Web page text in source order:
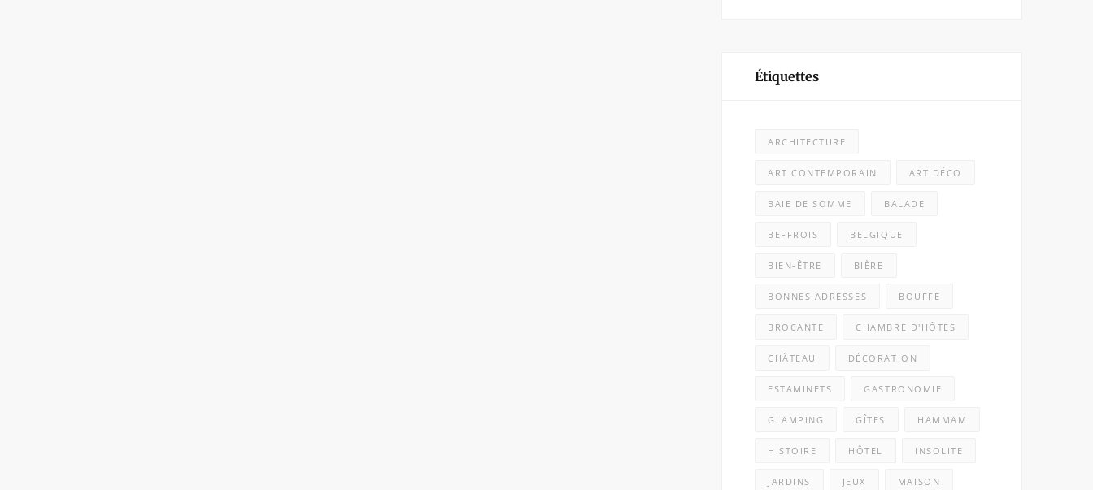
Étiquettes
ARCHITECTURE
ART CONTEMPORAIN ART DÉCO
BAIE DE SOMME BALADE
BEFFROIS BELGIQUE
BIEN-ÊTRE BIÈRE
BONNES ADRESSES BOUFFE
BROCANTE CHAMBRE D'HÔTES
CHÂTEAU DÉCORATION
ESTAMINETS GASTRONOMIE
GLAMPING GÎTES HAMMAM
HISTOIRE HÔTEL INSOLITE
JARDINS JEUX MAISON